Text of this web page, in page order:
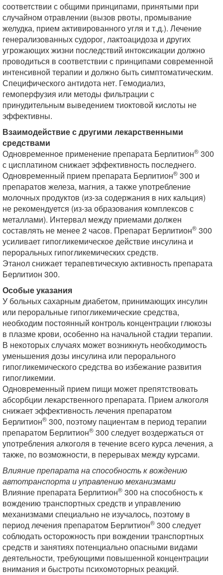
соответствии с общими принципами, принятыми при
случайном отравлении (вызов рвоты, промывание
желудка, прием активированного угля и т.д.). Лечение
генерализованных судорог, лактоацидоза и других
угрожающих жизни последствий интоксикации должно
проводиться в соответствии с принципами современной
интенсивной терапии и должно быть симптоматическим.
Специфического антидота нет. Гемодиализ,
гемоперфузия или методы фильтрации с
принудительным выведением тиоктовой кислоты не
эффективны.
Взаимодействие с другими лекарственными
средствами
Одновременное применение препарата Берлитион® 300
с цисплатином снижает эффективность последнего.
Одновременный прием препарата Берлитион® 300 и
препаратов железа, магния, а также употребление
молочных продуктов (из-за содержания в них кальция)
не рекомендуется (из-за образования комплексов с
металлами). Интервал между приемами должен
составлять не менее 2 часов. Препарат Берлитион® 300
усиливает гипогликемическое действие инсулина и
пероральных гипогликемических средств.
Этанол снижает терапевтическую активность препарата
Берлитион 300.
Особые указания
У больных сахарным диабетом, принимающих инсулин
или пероральные гипогликемические средства,
необходим постоянный контроль концентрации глюкозы
в плазме крови, особенно на начальной стадии терапии.
В некоторых случаях может возникнуть необходимость
уменьшения дозы инсулина или перорального
гипогликемического средства во избежание развития
гипогликемии.
Одновременный прием пищи может препятствовать
абсорбции лекарственного препарата. Прием алкоголя
снижает эффективность лечения препаратом
Берлитион® 300, поэтому пациентам в период терапии
препаратом Берлитион® 300 следует воздержаться от
употребления алкоголя в течение всего курса лечения, а
также, по возможности, в перерывах между курсами.
Влияние препарата на способность к вождению
автотранспорта и управлению механизмами
Влияние препарата Берлитион® 300 на способность к
вождению транспортных средств и управлению
механизмами специально не изучалось, поэтому в
период лечения препаратом Берлитион® 300 следует
соблюдать осторожность при вождении транспортных
средств и занятиях потенциально опасными видами
деятельности, требующими повышенной концентрации
внимания и быстроты психомоторных реакций.